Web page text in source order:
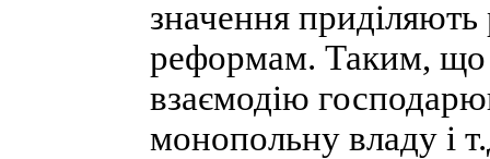
значення приділяють
реформам. Таким, що
взаємодію
монопольну владу і